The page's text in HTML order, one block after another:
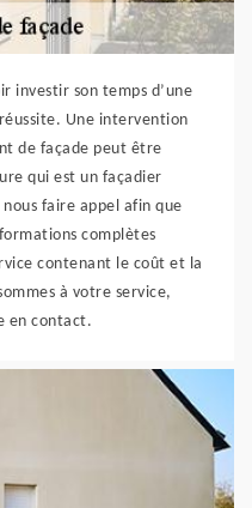
investir son temps d’une
Une intervention
de façade peut être
qui est un façadier
faire appel afin que
complètes
contenant le coût et la
à votre service,
en contact.